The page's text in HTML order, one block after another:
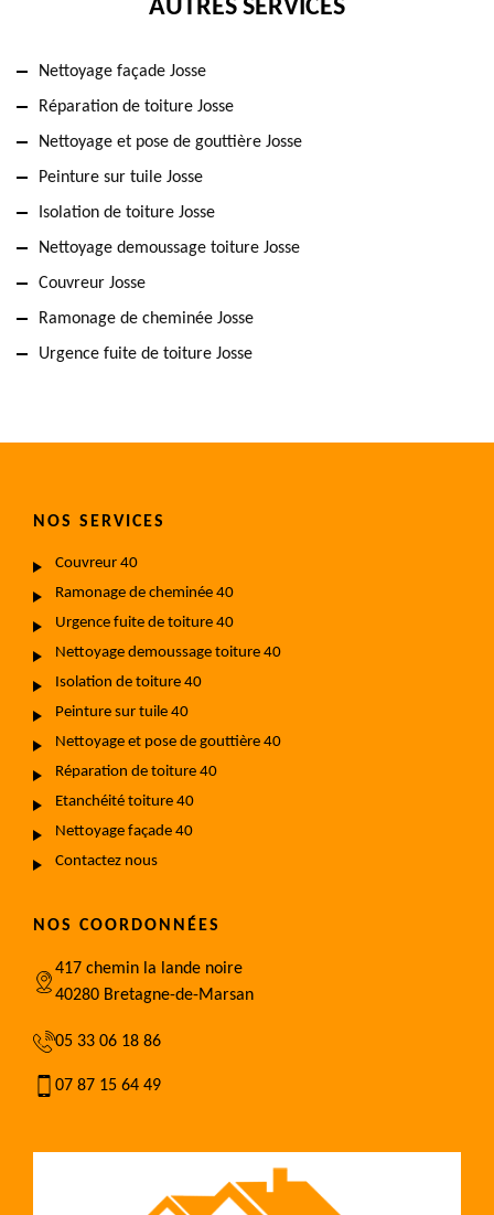
AUTRES SERVICES
Nettoyage façade Josse
Réparation de toiture Josse
Nettoyage et pose de gouttière Josse
Peinture sur tuile Josse
Isolation de toiture Josse
Nettoyage demoussage toiture Josse
Couvreur Josse
Ramonage de cheminée Josse
Urgence fuite de toiture Josse
NOS SERVICES
Couvreur 40
Ramonage de cheminée 40
Urgence fuite de toiture 40
Nettoyage demoussage toiture 40
Isolation de toiture 40
Peinture sur tuile 40
Nettoyage et pose de gouttière 40
Réparation de toiture 40
Etanchéité toiture 40
Nettoyage façade 40
Contactez nous
NOS COORDONNÉES
417 chemin la lande noire
40280 Bretagne-de-Marsan
05 33 06 18 86
07 87 15 64 49